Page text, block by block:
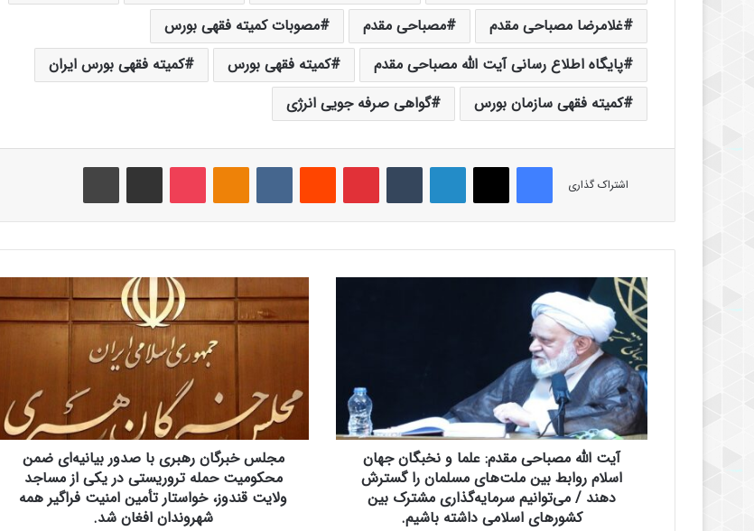
غلامرضا مصباحی مقدم
مصباحی مقدم
مصوبات کمیته فقهی بورس
پایگاه اطلاع رسانی آیت الله مصباحی مقدم
کمیته فقهی بورس
کمیته فقهی بورس ایران
کمیته فقهی سازمان بورس
گواهی صرفه جویی انرژی
اشتراک گذاری
فیس بوک لینکدین ‫پین‌ترست ‫رددیت پاکت اشتراک گذاری از طریق ایمیل
آ
ی
ت
ل
ل
ه
م
ص
آیت الله مصباحی مقدم: علما و نخبگان جهان
اسلام روابط بین ملت‌های مسلمان را گسترش
دهند / می‌توانیم سرمایه‌گذاری مشترک بین
کشورهای اسلامی داشته باشیم.
ج
ل
ا
مجلس خبرگان رهبری با صدور بیانیه‌ای ضمن
محکومیت حمله تروریستی در یکی از مساجد
ولایت قندوز، خواستار تأمین امنیت فراگیر همه
شهروندان افغان شد.